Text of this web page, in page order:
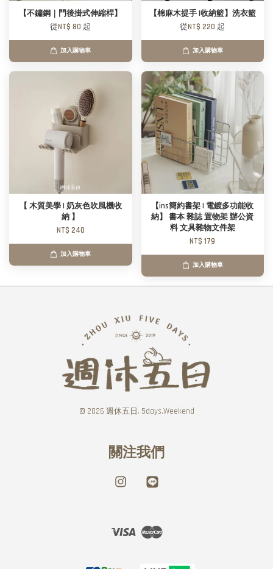
【不鏽鋼｜門後掛式伸縮桿】
從NT$ 80 起
加入購物車
【棉麻木提手 |收納籃】洗衣籃
從NT$ 220 起
加入購物車
【 木質美學 | 奶灰色吹風機收
納 】
NT$ 240
加入購物車
【ins簡約書架 | 電鍍多功能收
納】 書本 雜誌 置物架 辦公資
料 文具雜物文件架
NT$ 179
加入購物車
© 2026 週休五日. 5days.Weekend
關注我們
Instagram
Visa Master